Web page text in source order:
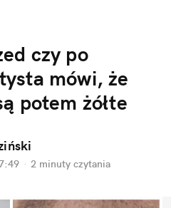
czy po
mówi, że
potem żółte
· 2 minuty czytania